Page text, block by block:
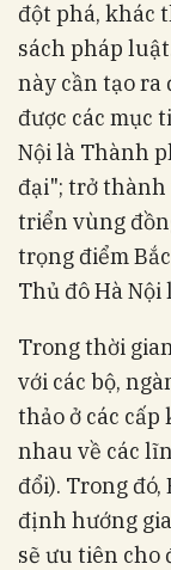
đột phá, khác
sách pháp
này cần tạo ra
được các mục
Nội là Thành
đại"; trở
triển vùng
trọng điểm
Thủ đô Hà
Trong thời
với các bộ,
thảo ở các
nhau về các
đổi). Trong
định hướng
sẽ ưu tiên cho